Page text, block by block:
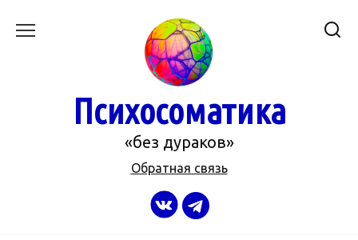
Психосоматика
«без дураков»
Обратная связь